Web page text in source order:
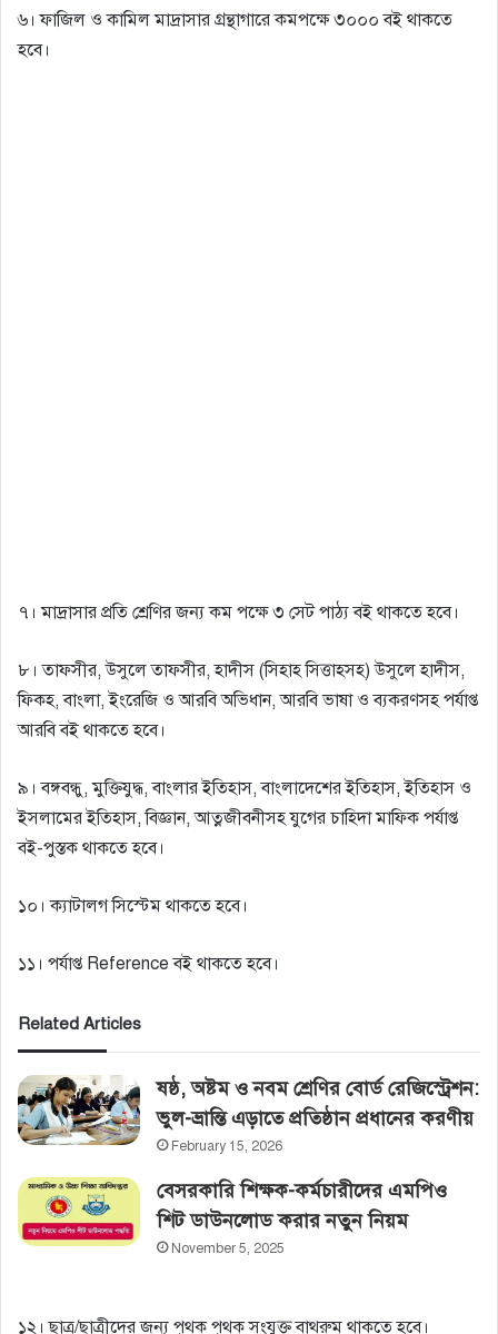
৬। ফাজিল ও কামিল মাদ্রাসার গ্রন্থাগারে কমপক্ষে ৩০০০ বই থাকতে
হবে।
৭। মাদ্রাসার প্রতি শ্রেণির জন্য কম পক্ষে ৩ সেট পাঠ্য বই থাকতে হবে।
৮। তাফসীর, উসুলে তাফসীর, হাদীস (সিহাহ সিত্তাহসহ) উসুলে হাদীস,
ফিকহ, বাংলা, ইংরেজি ও আরবি অভিধান, আরবি ভাষা ও ব্যকরণসহ পর্যাপ্ত
আরবি বই থাকতে হবে।
৯। বঙ্গবন্ধু, মুক্তিযুদ্ধ, বাংলার ইতিহাস, বাংলাদেশের ইতিহাস, ইতিহাস ও
ইসলামের ইতিহাস, বিজ্ঞান, আত্নজীবনীসহ যুগের চাহিদা মাফিক পর্যাপ্ত
বই-পুস্তক থাকতে হবে।
১০। ক্যাটালগ সিস্টেম থাকতে হবে।
১১। পর্যাপ্ত Reference বই থাকতে হবে।
Related Articles
ষষ্ঠ, অষ্টম ও নবম শ্রেণির বোর্ড রেজিস্ট্রেশন:
ভুল-ভ্রান্তি এড়াতে প্রতিষ্ঠান প্রধানের করণীয়
February 15, 2026
বেসরকারি শিক্ষক-কর্মচারীদের এমপিও
শিট ডাউনলোড করার নতুন নিয়ম
November 5, 2025
১২। ছাত্র/ছাত্রীদের জন্য পৃথক পৃথক সংযুক্ত বাথরুম থাকতে হবে।